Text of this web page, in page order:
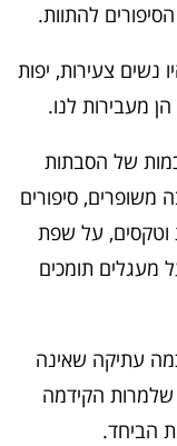
להתוות.
נשים צעירות, יפות
מעבירות לנו.
של הסבתות
משופרים, סיפורים
וטקסים, על שפת
מעגלים תומכים
עתיקה שאינה
הקידמה
הביחד.